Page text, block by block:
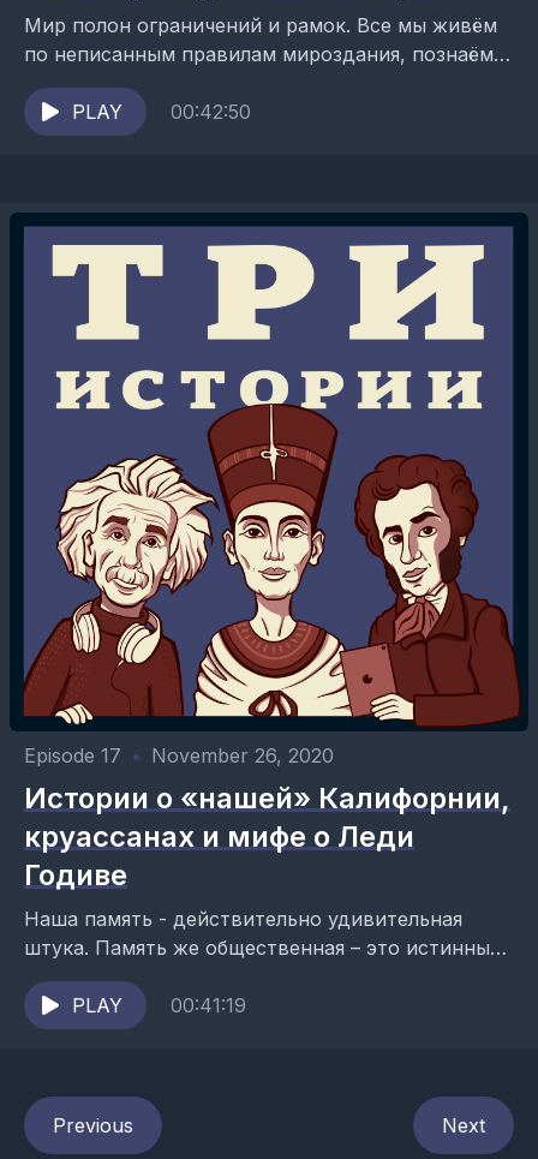
Мир полон ограничений и рамок. Все мы живём
по неписанным правилам мироздания, познаём
законы вселенной, а периодически и вовсе
проверяем их «на прочность». Кое-кто...
PLAY 00:42:50
Episode 17 • November 26, 2020
Истории о «нашей» Калифорнии,
круассанах и мифе о Леди
Годиве
Наша память - действительно удивительная
штука. Память же общественная – это истинный
феномен. Серьёзные глобальные события в ней
тесно переплетаются с маленькими, казалось
бы,...
PLAY 00:41:19
Previous Next